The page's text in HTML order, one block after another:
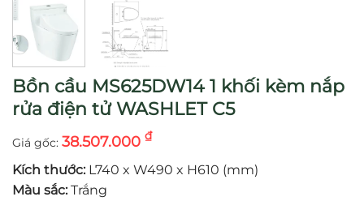
Bồn cầu MS625DW14 1 khối kèm nắp
rửa điện tử WASHLET C5
38.507.000 ₫
Kích thước: L740 x W490 x H610 (mm)
Màu sắc: Trắng